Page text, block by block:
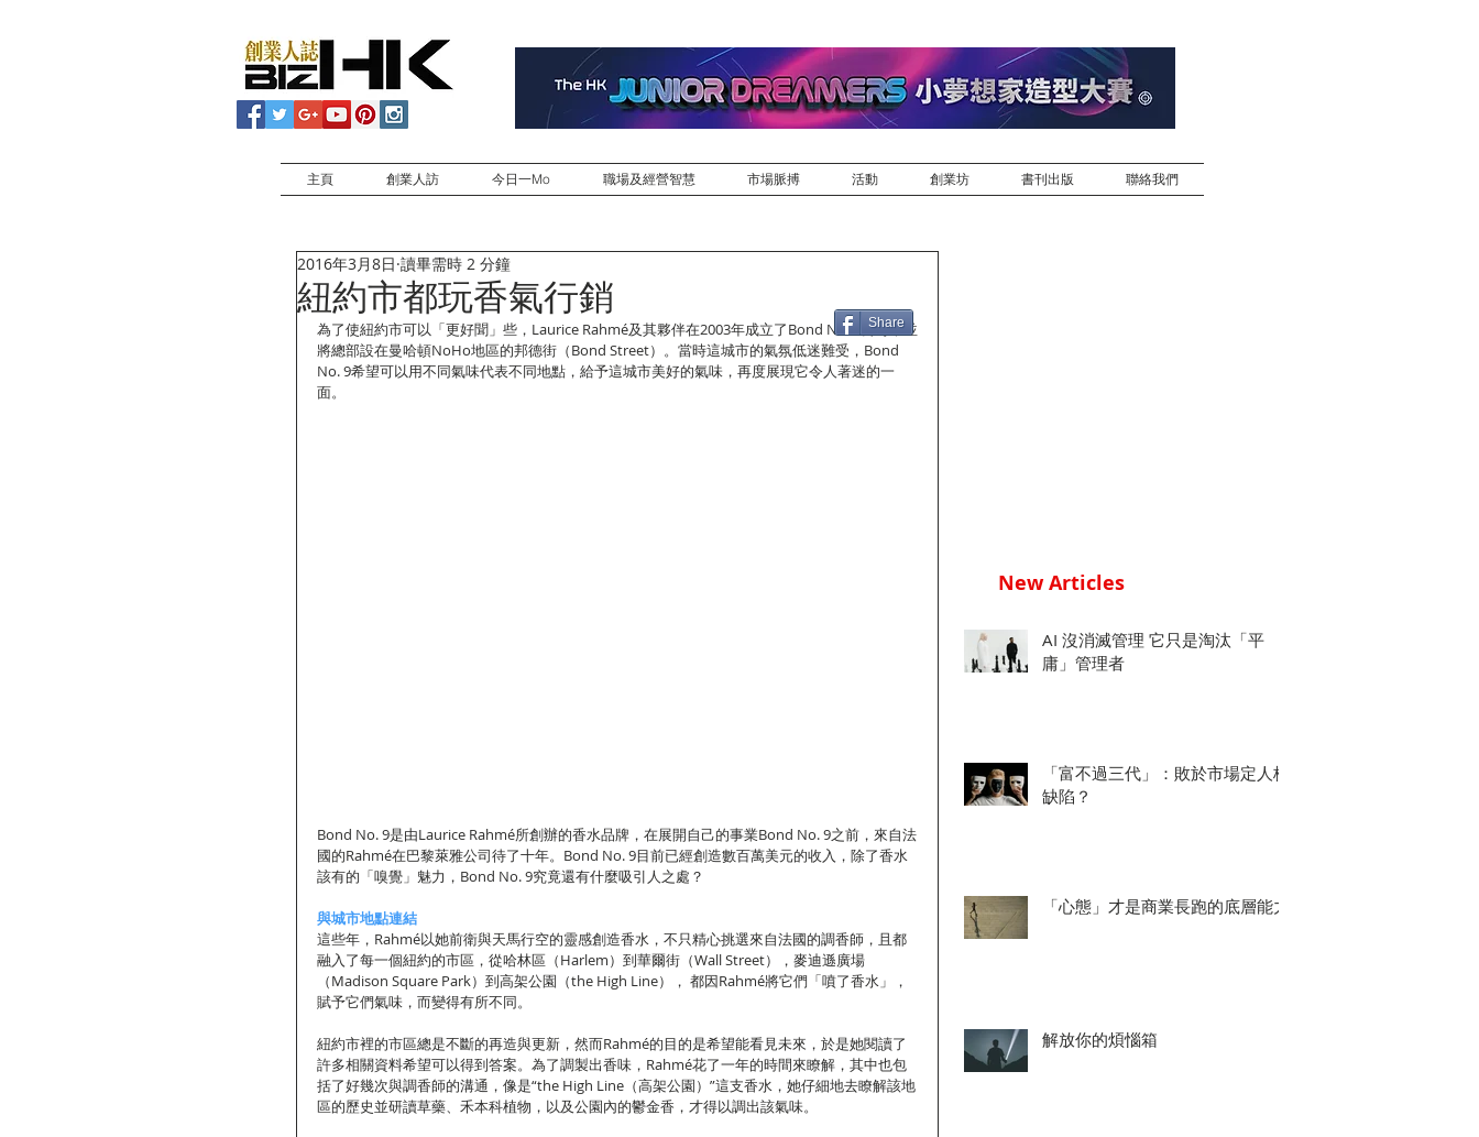
主頁 創業人訪 今日一Mo 職場及經營智慧 市場脈搏 活動 創業坊 書刊出版 聯絡我們
紐約市都玩香氣行銷
2016年3月8日 讀畢需時 2 分鐘
為了使紐約市可以「更好聞」些，Laurice Rahmé及其夥伴在2003年成立了Bond No. 9公司，並
將總部設在曼哈頓NoHo地區的邦德街（Bond Street）。當時這城市的氣氛低迷難受，Bond
No. 9希望可以用不同氣味代表不同地點，給予這城市美好的氣味，再度展現它令人著迷的一
面。
Bond No. 9是由Laurice Rahmé所創辦的香水品牌，在展開自己的事業Bond No. 9之前，來自法
國的Rahmé在巴黎萊雅公司待了十年。Bond No. 9目前已經創造數百萬美元的收入，除了香水
該有的「嗅覺」魅力，Bond No. 9究竟還有什麼吸引人之處？
與城市地點連結
這些年，Rahmé以她前衛與天馬行空的靈感創造香水，不只精心挑選來自法國的調香師，且都
融入了每一個紐約的市區，從哈林區（Harlem）到華爾街（Wall Street），麥迪遜廣場
（Madison Square Park）到高架公園（the High Line）， 都因Rahmé將它們「噴了香水」，
賦予它們氣味，而變得有所不同。
紐約市裡的市區總是不斷的再造與更新，然而Rahmé的目的是希望能看見未來，於是她閱讀了
許多相關資料希望可以得到答案。為了調製出香味，Rahmé花了一年的時間來瞭解，其中也包
括了好幾次與調香師的溝通，像是“the High Line（高架公園）”這支香水，她仔細地去瞭解該地
區的歷史並研讀草藥、禾本科植物，以及公園內的鬱金香，才得以調出該氣味。
Share
New Articles
AI 沒消滅管理 它只是淘汰「平
庸」管理者
「富不過三代」：敗於市場定人格
缺陷？
「心態」才是商業長跑的底層能力
解放你的煩惱箱